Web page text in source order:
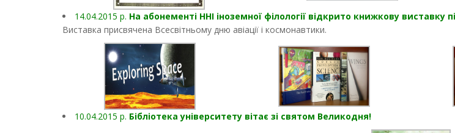
14.04.2015 р. На абонементі ННІ іноземної філології відкрито книжкову виставку
Виставка присвячена Всесвітньому дню авіації і космонавтики.
10.04.2015 р. Бібліотека університету вітає зі святом Великодня!